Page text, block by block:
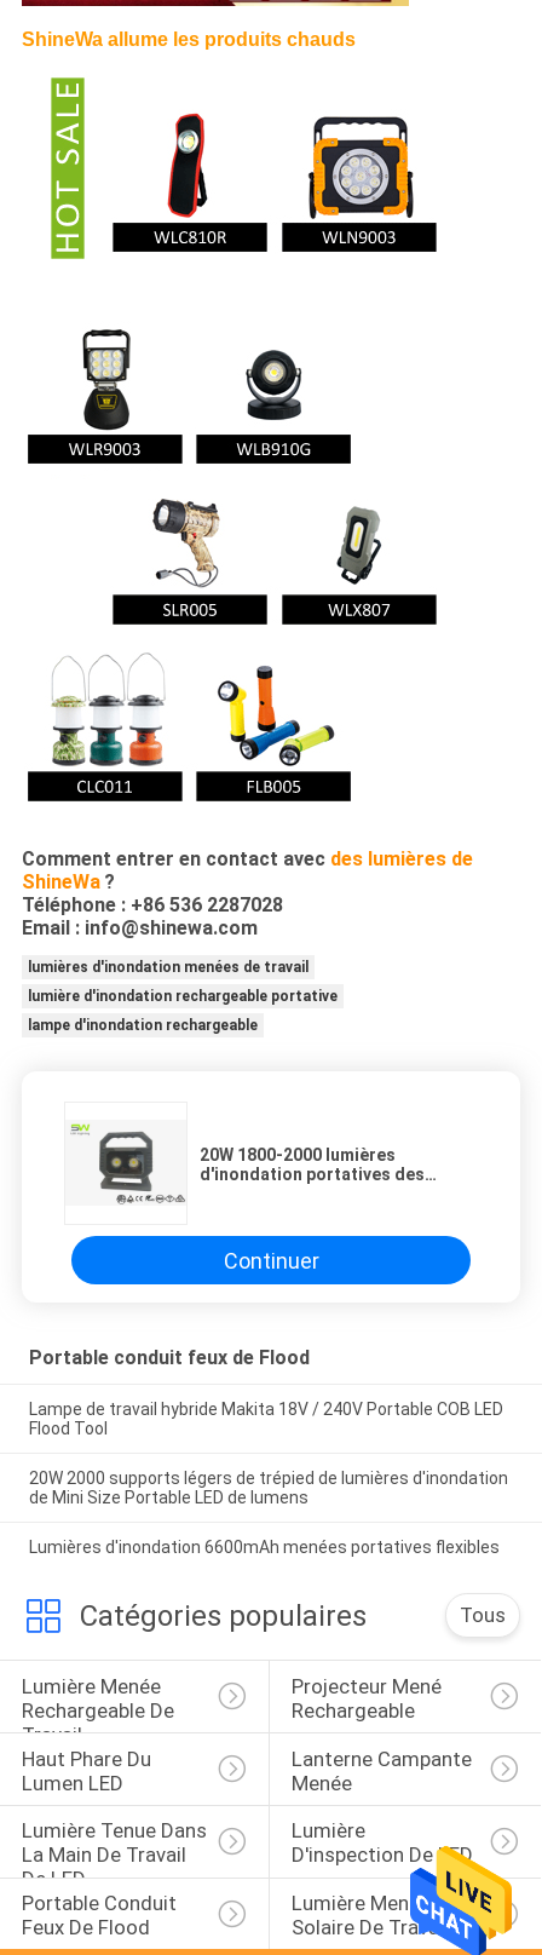
ShineWa allume les produits chauds
Comment entrer en contact avec des lumières de
ShineWa ?
Téléphone : +86 536 2287028
Email : info@shinewa.com
lumières d'inondation menées de travail
lumière d'inondation rechargeable portative
lampe d'inondation rechargeable
20W 1800-2000 lumières
d'inondation portatives des
Continuer
Portable conduit feux de Flood
Lampe de travail hybride Makita 18V / 240V Portable COB LED
Flood Tool
20W 2000 supports légers de trépied de lumières d'inondation
de Mini Size Portable LED de lumens
Lumières d'inondation 6600mAh menées portatives flexibles
Catégories populaires Tous
Lumière Menée
Rechargeable De
Travail
Projecteur Mené
Rechargeable
Haut Phare Du
Lumen LED
Lanterne Campante
Menée
Lumière Tenue Dans
La Main De Travail
De LED
Lumière
D'inspection De LED
Portable Conduit
Feux De Flood
Lumière Menée
Solaire De Travail